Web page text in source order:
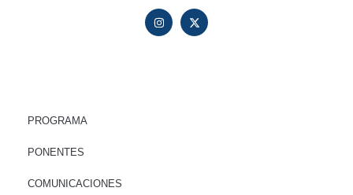
PROGRAMA
PONENTES
COMUNICACIONES